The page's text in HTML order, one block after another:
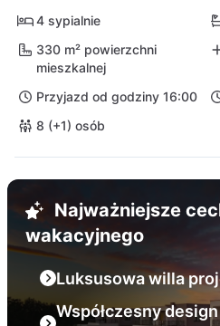
4 sypialnie
330 m² powierzchni
mieszkalnej
Przyjazd od godziny 16:00
8 (+1) osób
Najważniejsze
wakacyjnego
Luksusowa willa
Współczesny